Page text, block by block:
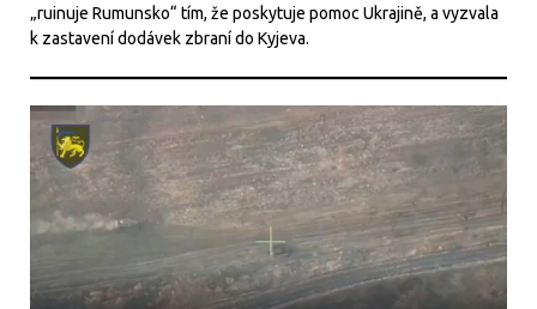
„ruinuje Rumunsko“ tím, že poskytuje pomoc Ukrajině, a vyzvala
k zastavení dodávek zbraní do Kyjeva.